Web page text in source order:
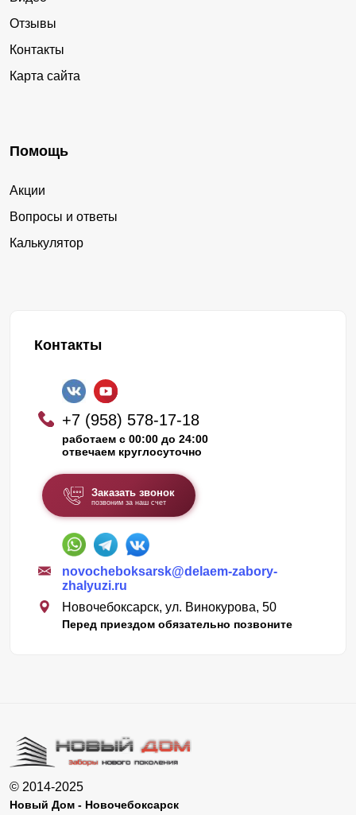
Отзывы
Контакты
Карта сайта
Помощь
Акции
Вопросы и ответы
Калькулятор
Контакты
+7 (958) 578-17-18
работаем с 00:00 до 24:00
отвечаем круглосуточно
Заказать звонок
позвоним за наш счет
novocheboksarsk@delaem-zabory-
zhalyuzi.ru
Новочебоксарск, ул. Винокурова, 50
Перед приездом обязательно позвоните
© 2014-2025
Новый Дом - Новочебоксарск